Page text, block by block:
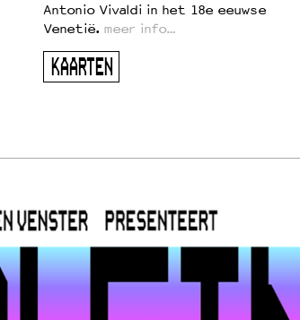
Antonio Vivaldi in het 18e eeuwse
Venetië. meer info…
KAARTEN